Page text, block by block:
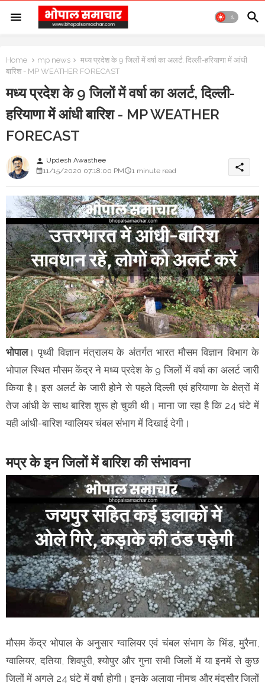
Home mp news
मध्य प्रदेश के 9 जिलों में वर्षा का अलर्ट, दिल्ली-हरियाणा में आंधी
बारिश - MP WEATHER FORECAST
मध्य प्रदेश के 9 जिलों में वर्षा का अलर्ट, दिल्ली-
हरियाणा में आंधी बारिश - MP WEATHER
FORECAST
person Updesh Awasthee
11/15/2020 07:18:00 PM
1 minute read share
भोपाल। पृथ्वी विज्ञान मंत्रालय के अंतर्गत भारत मौसम विज्ञान विभाग के
भोपाल स्थित मौसम केंद्र ने मध्य प्रदेश के 9 जिलों में वर्षा का अलर्ट जारी
किया है। इस अलर्ट के जारी होने से पहले दिल्ली एवं हरियाणा के क्षेत्रों में
तेज आंधी के साथ बारिश शुरू हो चुकी थी। माना जा रहा है कि 24 घंटे में
यही आंधी-बारिश ग्वालियर चंबल संभाग में दिखाई देगी।
मप्र के इन जिलों में बारिश की संभावना
मौसम केंद्र भोपाल के अनुसार ग्वालियर एवं चंबल संभाग के भिंड, मुरैना,
ग्वालियर, दतिया, शिवपुरी, श्योपुर और गुना सभी जिलों में या इनमें से कुछ
जिलों में अगले 24 घंटे में वर्षा होगी। इनके अलावा नीमच और मंदसौर जिलों